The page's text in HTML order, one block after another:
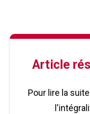
Article
Pour lire la